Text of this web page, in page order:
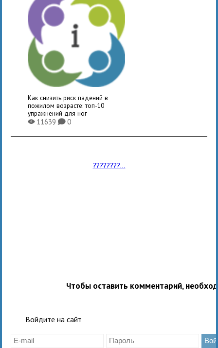
Как снизить риск падений в
пожилом возрасте: топ-10
упражнений для ног
X11639K0
????????...
Чтобы оставить комментарий,
Войдите на сайт